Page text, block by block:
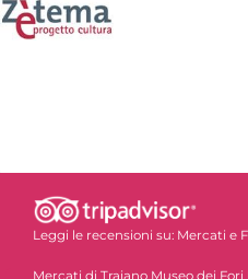
Leggi le recensioni su: Mercati e
Mercati di Traiano Museo dei